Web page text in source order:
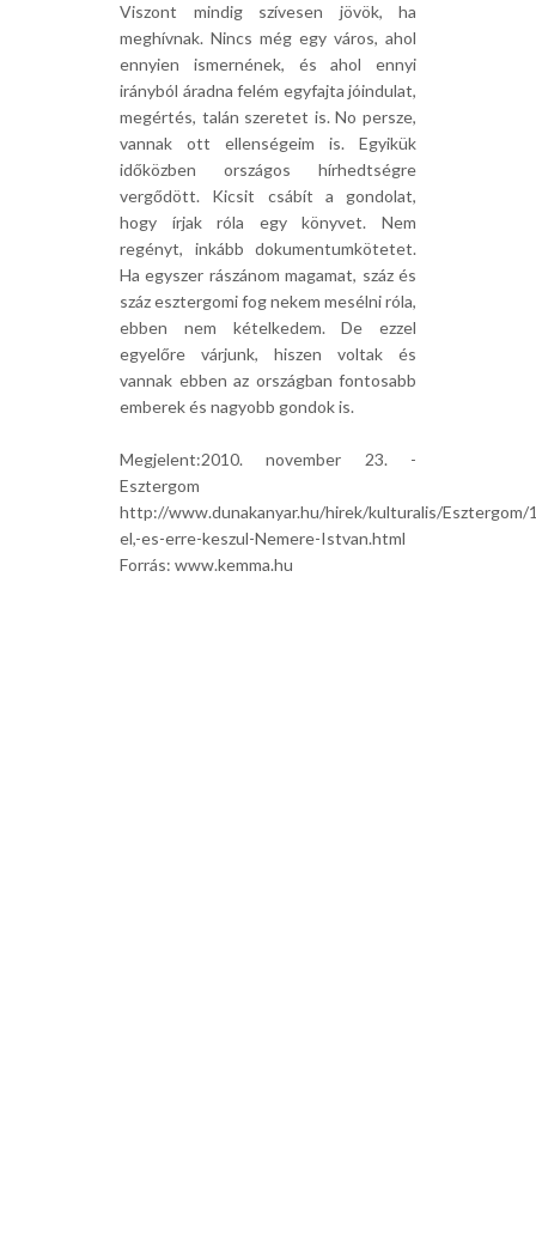
Viszont mindig szívesen jövök, ha
meghívnak. Nincs még egy város, ahol
ennyien ismernének, és ahol ennyi
irányból áradna felém egyfajta jóindulat,
megértés, talán szeretet is. No persze,
vannak ott ellenségeim is. Egyikük
időközben országos hírhedtségre
vergődött. Kicsit csábít a gondolat,
hogy írjak róla egy könyvet. Nem
regényt, inkább dokumentumkötetet.
Ha egyszer rászánom magamat, száz és
száz esztergomi fog nekem mesélni róla,
ebben nem kételkedem. De ezzel
egyelőre várjunk, hiszen voltak és
vannak ebben az országban fontosabb
emberek és nagyobb gondok is.
Megjelent:2010. november 23. -
Esztergom
http://www.dunakanyar.hu/hirek/kulturalis/Esztergom/
el,-es-erre-keszul-Nemere-Istvan.html
Forrás: www.kemma.hu